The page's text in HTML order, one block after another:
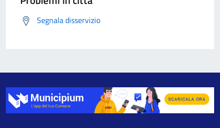
Segnala disservizio